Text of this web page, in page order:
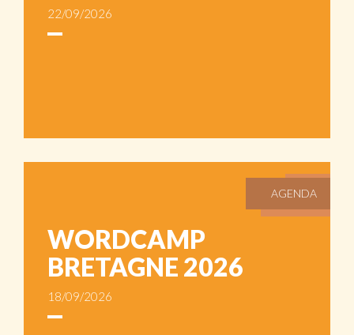
22/09/2026
AGENDA
WORDCAMP
BRETAGNE 2026
18/09/2026